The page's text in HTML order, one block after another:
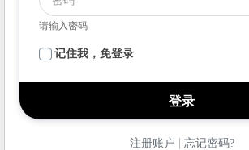
请输入密码
记住我，免登录
注册账户 | 忘记密码?